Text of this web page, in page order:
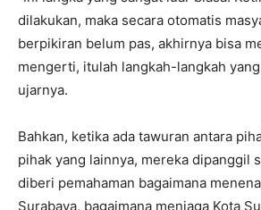
dilakukan, maka secara otomatis
berpikiran belum pas, akhirnya bisa
mengerti, itulah langkah-langkah yang
ujarnya.
Bahkan, ketika ada tawuran antara
pihak yang lainnya, mereka dipanggil
diberi pemahaman bagaimana
Surabaya, bagaimana menjaga Kota